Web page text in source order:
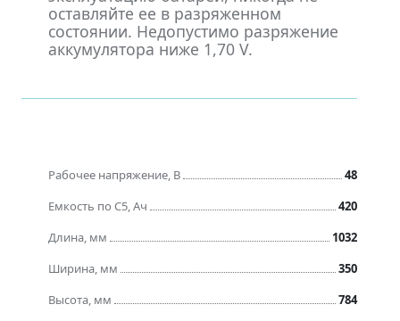
оставляйте ее в разряженном
состоянии. Недопустимо разряжение
аккумулятора ниже 1,70 V.
Рабочее напряжение, В
48
Емкость по C5, Ач
420
Длина, мм
1032
Ширина, мм
350
Высота, мм
784